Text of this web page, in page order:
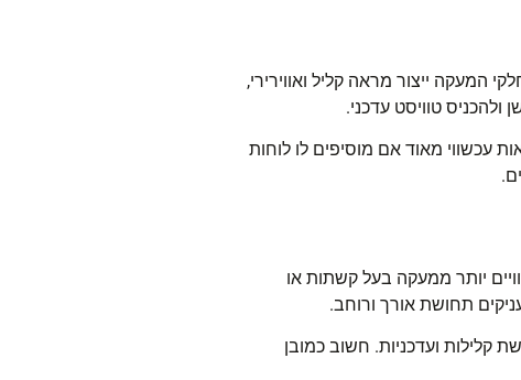
המעקה ייצור מראה קליל ואווירירי,
טוויסט עדכני.
עכשווי מאוד אם מוסיפים לו לוחות
.
יותר ממעקה בעל קשתות או
תחושת אורך ורוחב.
קלילות ועדכניות. חשוב כמובן